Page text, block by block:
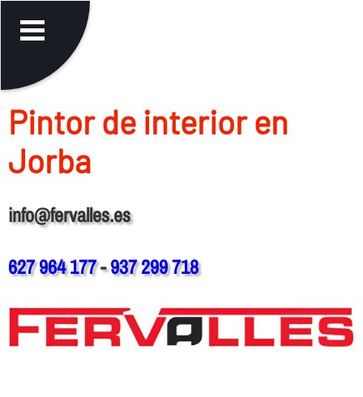
Pintor de interior en
Jorba
info@fervalles.es
627 964 177-937 299 718